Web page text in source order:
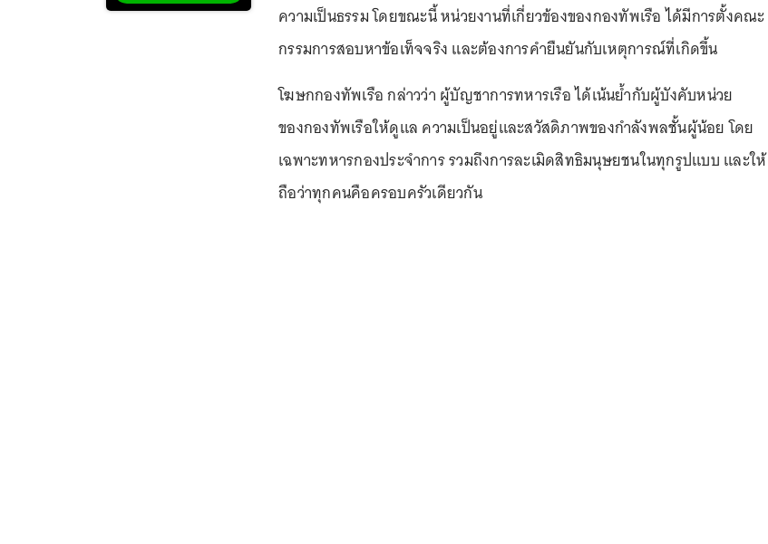
ความเป็นธรรม โดยขณะนี้ หน่วยงานที่เกี่ยวข้องของกองทัพเรือ ได้มีการตั้งคณะ
กรรมการสอบหาข้อเท็จจริง และต้องการคำยืนยันกับเหตุการณ์ที่เกิดขึ้น
โฆษกกองทัพเรือ กล่าวว่า ผู้บัญชาการทหารเรือ ได้เน้นย้ำกับผู้บังคับหน่วย
ของกองทัพเรือให้ดูแล ความเป็นอยู่และสวัสดิภาพของกำลังพลชั้นผู้น้อย โดย
เฉพาะทหารกองประจำการ รวมถึงการละเมิดสิทธิมนุษยชนในทุกรูปแบบ และให้
ถือว่าทุกคนคือครอบครัวเดียวกัน